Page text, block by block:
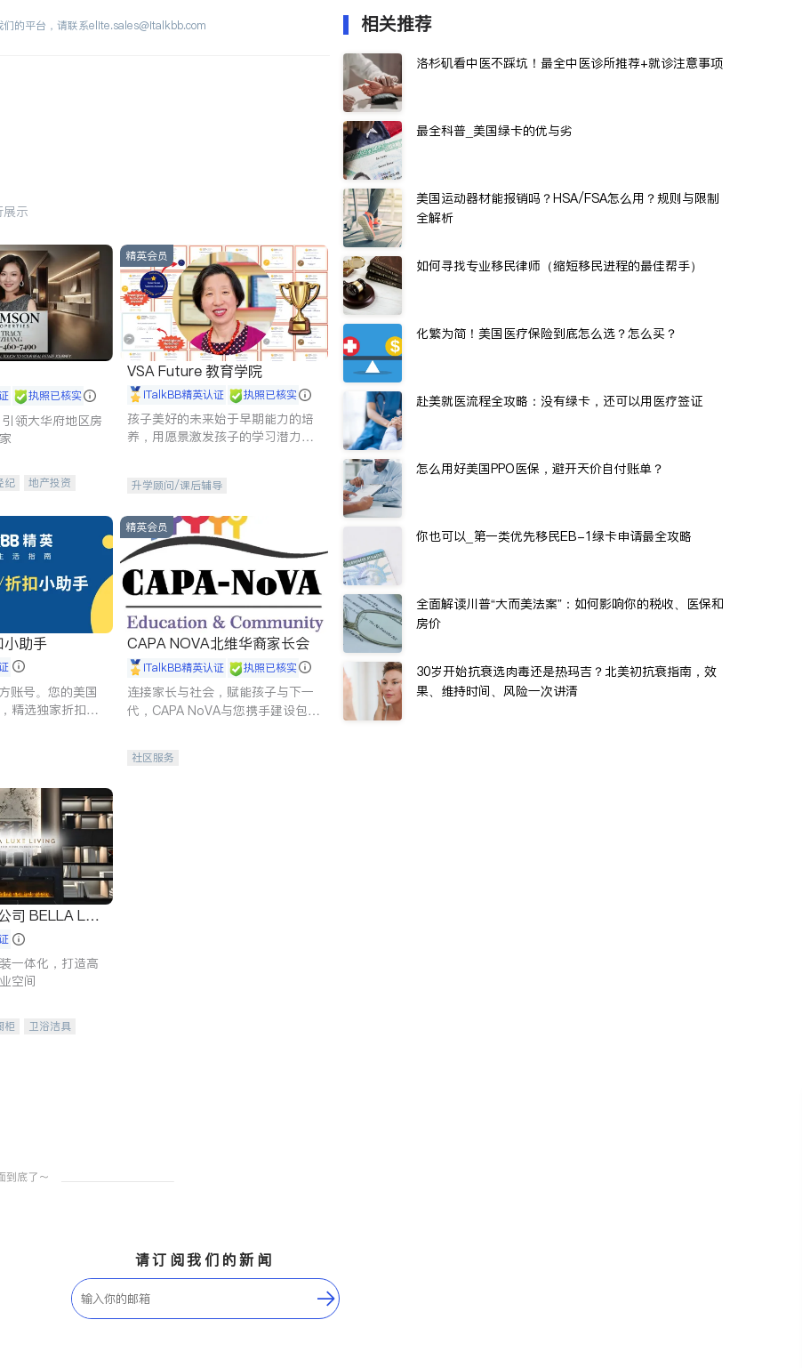
的平台，请联系elite.sales@italkbb.com
示
执照已核实
领大华府地区房
纪
地产投资
精英会员
VSA Future 教育学院
iTalkBB精英认证 执照已核实
孩子美好的未来始于早期能力的培
养，用愿景激发孩子的学习潜力和
升学顾问/课后辅导
助手
账号。您的美国
精选独家折扣、
精英会员
CAPA NOVA北维华裔家长会
iTalkBB精英认证 执照已核实
连接家长与社会，赋能孩子与下一
代，CAPA NoVA与您携手建设包
社区服务
LUX
一体化，打造高
空间
柜
卫浴洁具
相关推荐
洛杉矶看中医不踩坑！最全中医诊所推荐+就诊注意事项
最全科普_美国绿卡的优与劣
美国运动器材能报销吗？HSA/FSA怎么用？规则与限制
全解析
如何寻找专业移民律师（缩短移民进程的最佳帮手）
化繁为简！美国医疗保险到底怎么选？怎么买？
赴美就医流程全攻略：没有绿卡，还可以用医疗签证
怎么用好美国PPO医保，避开天价自付账单？
你也可以_第一类优先移民EB-1绿卡申请最全攻略
全面解读川普“大而美法案”：如何影响你的税收、医保和
房价
30岁开始抗衰选肉毒还是热玛吉？北美初抗衰指南，效
果、维持时间、风险一次讲清
请订阅我们的新闻